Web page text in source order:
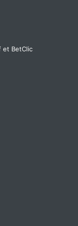
et BetClic